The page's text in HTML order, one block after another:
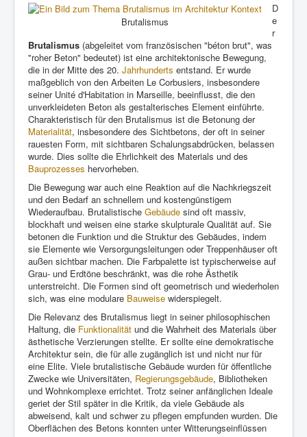
Brutalismus
D
e
r
Brutalismus (abgeleitet vom französischen "béton brut", was
"roher Beton" bedeutet) ist eine architektonische Bewegung,
die in der Mitte des 20. Jahrhunderts entstand. Er wurde
maßgeblich von den Arbeiten Le Corbusiers, insbesondere
seiner Unité d'Habitation in Marseille, beeinflusst, die den
unverkleideten Beton als gestalterisches Element einführte.
Charakteristisch für den Brutalismus ist die Betonung der
Materialität, insbesondere des Sichtbetons, der oft in seiner
rauesten Form, mit sichtbaren Schalungsabdrücken, belassen
wurde. Dies sollte die Ehrlichkeit des Materials und des
Bauprozesses hervorheben.
Die Bewegung war auch eine Reaktion auf die Nachkriegszeit
und den Bedarf an schnellem und kostengünstigem
Wiederaufbau. Brutalistische Gebäude sind oft massiv,
blockhaft und weisen eine starke skulpturale Qualität auf. Sie
betonen die Funktion und die Struktur des Gebäudes, indem
sie Elemente wie Versorgungsleitungen oder Treppenhäuser oft
außen sichtbar machen. Die Farbpalette ist typischerweise auf
Grau- und Erdtöne beschränkt, was die rohe Ästhetik
unterstreicht. Die Formen sind oft geometrisch und wiederholen
sich, was eine modulare Bauweise widerspiegelt.
Die Relevanz des Brutalismus liegt in seiner philosophischen
Haltung, die Funktionalität und die Wahrheit des Materials über
ästhetische Verzierungen stellte. Er sollte eine demokratische
Architektur sein, die für alle zugänglich ist und nicht nur für
eine Elite. Viele brutalistische Gebäude wurden für öffentliche
Zwecke wie Universitäten, Regierungsgebäude, Bibliotheken
und Wohnkomplexe errichtet. Trotz seiner anfänglichen Ideale
geriet der Stil später in die Kritik, da viele Gebäude als
abweisend, kalt und schwer zu pflegen empfunden wurden. Die
Oberflächen des Betons konnten unter Witterungseinflüssen